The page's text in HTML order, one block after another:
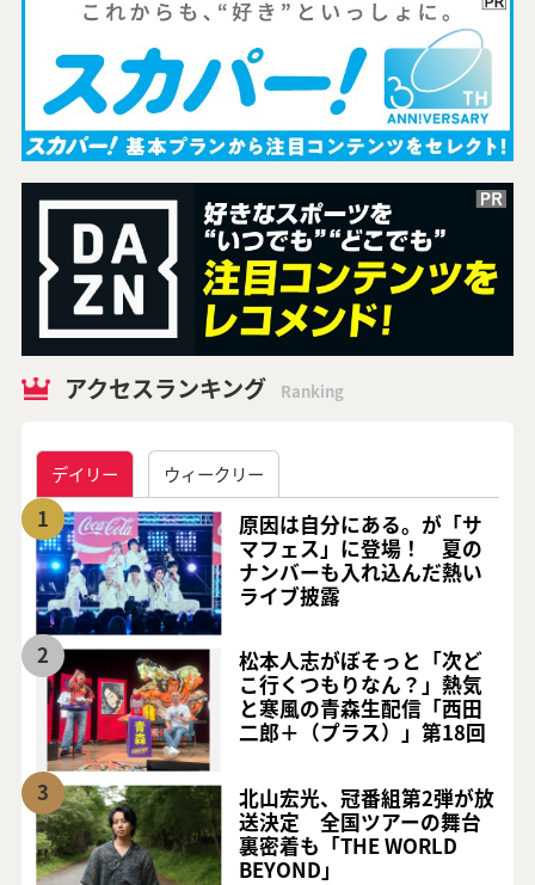
アクセスランキング Ranking
デイリー ウィークリー
1
原因は自分にある。が「サ
マフェス」に登場！ 夏の
ナンバーも入れ込んだ熱い
ライブ披露
2
松本人志がぼそっと「次ど
こ行くつもりなん？」熱気
と寒風の青森生配信「西田
二郎＋（プラス）」第18回
3
北山宏光、冠番組第2弾が放
送決定 全国ツアーの舞台
裏密着も「THE WORLD
BEYOND」